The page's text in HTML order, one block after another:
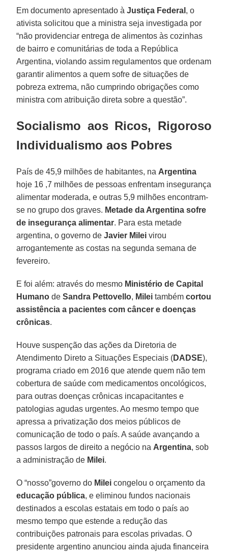
Em documento apresentado àJustiça Federal , o
ativista solicitou que a ministra seja investigada por
“não providenciar entrega de alimentos às cozinhas
de bairro e comunitárias de toda a República
Argentina, violando assim regulamentos que ordenam
garantir alimentos a quem sofre de situações de
pobreza extrema, não cumprindo obrigações como
ministra com atribuição direta sobre a questão”.
Socialismo aos Ricos, Rigoroso
Individualismo aos Pobres
País de 45,9 milhões de habitantes, na Argentina
hoje 16 ,7 milhões de pessoas enfrentam insegurança
alimentar moderada, e outras 5,9 milhões encontram-
se no grupo dos graves. Metade da Argentina sofre
de insegurança alimentar. Para esta metade
argentina, o governo deJavier Milei virou
arrogantemente as costas na segunda semana de
fevereiro.
E foi além: através do mesmo Ministério de Capital
Humano deSandra Pettovello, Milei tambémcortou
assistência a pacientes com câncer e doenças
crônicas.
Houve suspenção das ações da Diretoria de
Atendimento Direto a Situações Especiais (DADSE),
programa criado em 2016 que atende quem não tem
cobertura de saúde com medicamentos oncológicos,
para outras doenças crônicas incapacitantes e
patologias agudas urgentes. Ao mesmo tempo que
apressa a privatização dos meios públicos de
comunicação de todo o país. A saúde avançando a
passos largos de direito a negócio na Argentina, sob
a administração de Milei.
O “nosso”governo do Milei congelou o orçamento da
educação pública, e eliminou fundos nacionais
destinados a escolas estatais em todo o país ao
mesmo tempo que estende a redução das
contribuições patronais para escolas privadas. O
presidente argentino anunciou ainda ajuda financeira